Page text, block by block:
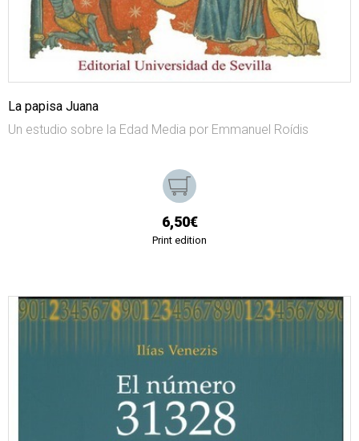
La papisa Juana
Un estudio sobre la Edad Media por Emmanuel Roídis
6,50€
Print edition